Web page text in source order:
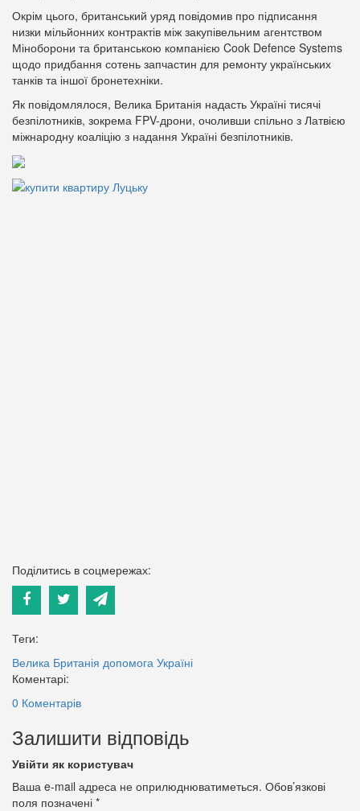
Окрім цього, британський уряд повідомив про підписання
низки мільйонних контрактів між закупівельним агентством
Міноборони та британською компанією Cook Defence Systems
щодо придбання сотень запчастин для ремонту українських
танків та іншої бронетехніки.
Як повідомлялося, Велика Британія надасть Україні тисячі
безпілотників, зокрема FPV-дрони, очоливши спільно з Латвією
міжнародну коаліцію з надання Україні безпілотників.
Поділитись в соцмережах:
Теги:
Велика Британія допомога Україні
Коментарі:
0 Коментарів
Залишити відповідь
Увійти як користувач
Ваша e-mail адреса не оприлюднюватиметься. Обов’язкові
поля позначені *